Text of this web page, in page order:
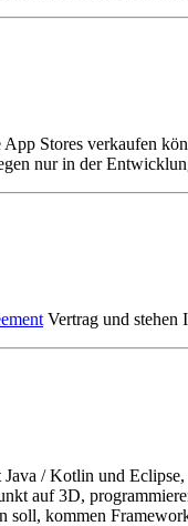
Stores verkaufen
nur in der
Vertrag und stehen
/ Kotlin und
auf 3D,
soll, kommen